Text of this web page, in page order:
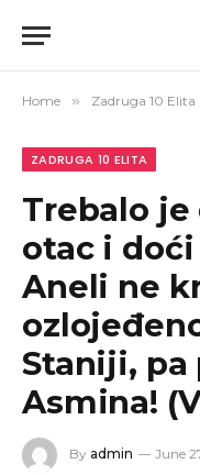
Home » Zadruga 10 Elita
ZADRUGA 10 ELITA
Trebalo je
otac i
Aneli ne
Staniji,
Asmina!
By admin June